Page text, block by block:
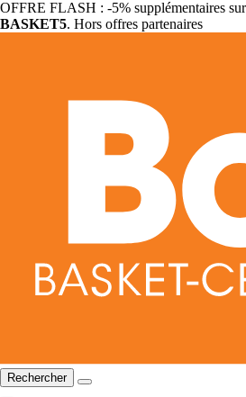
OFFRE FLASH : -5% supplémentaires
BASKET5. Hors offres partenaires
Rechercher